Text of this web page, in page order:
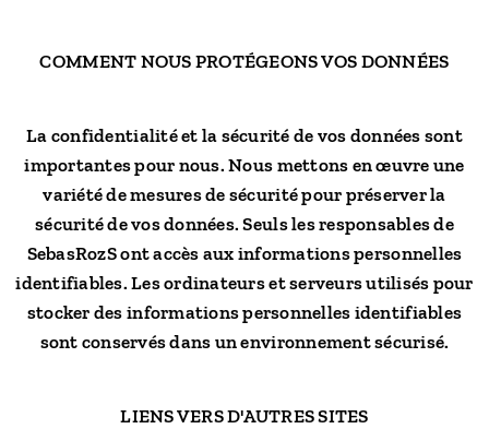
COMMENT NOUS PROTÉGEONS VOS DONNÉES
La confidentialité et la sécurité de vos données sont
importantes pour nous. Nous mettons en œuvre une
variété de mesures de sécurité pour préserver la
sécurité de vos données. Seuls les responsables de
SebasRozS ont accès aux informations personnelles
identifiables. Les ordinateurs et serveurs utilisés pour
stocker des informations personnelles identifiables
sont conservés dans un environnement sécurisé.
LIENS VERS D'AUTRES SITES